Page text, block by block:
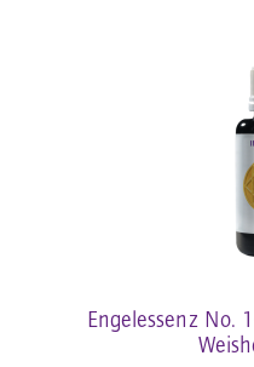
Engelessenz No.